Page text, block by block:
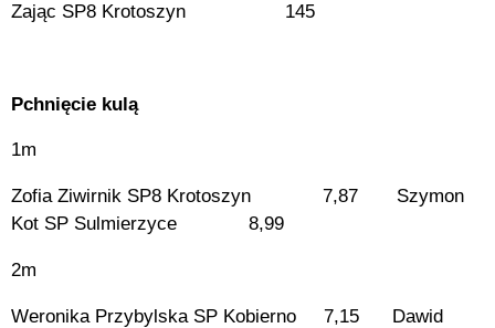
Zając SP8 Krotoszyn 145
Pchnięcie kulą
1m
Zofia Ziwirnik SP8 Krotoszyn 7,87 Szymon
Kot SP Sulmierzyce 8,99
2m
Weronika Przybylska SP Kobierno 7,15 Dawid